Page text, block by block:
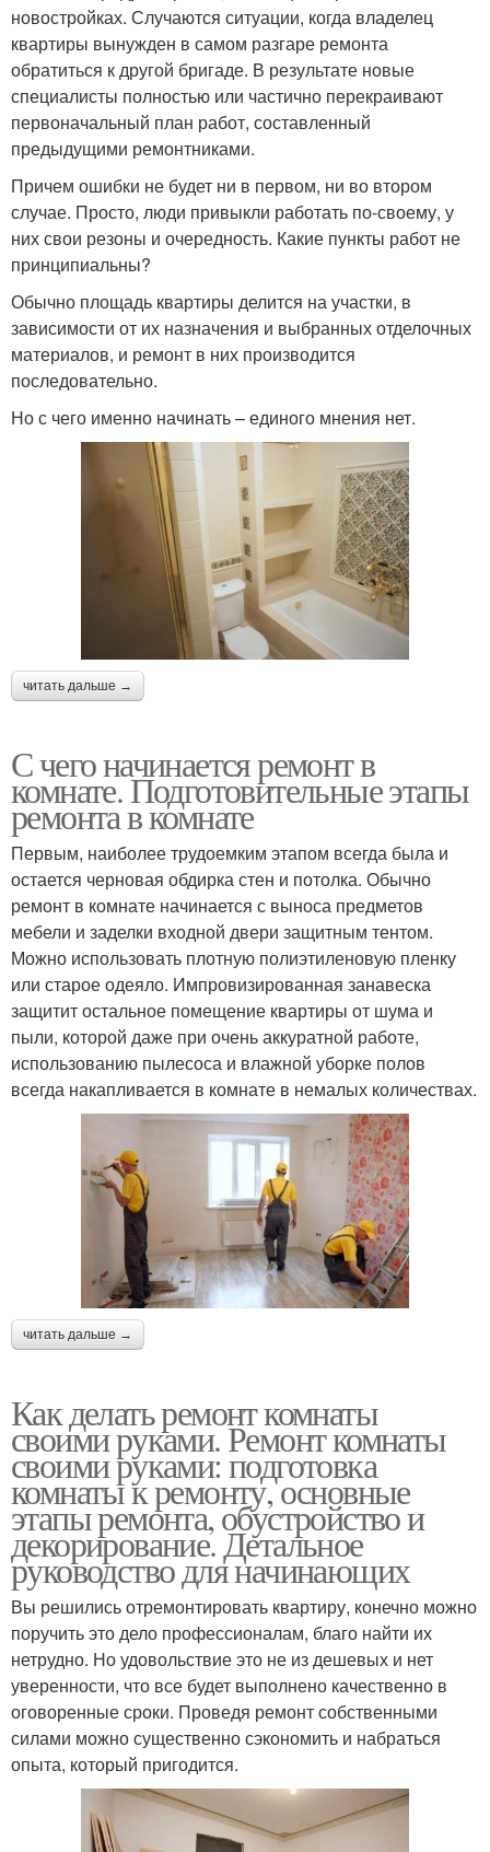
новостройках. Случаются ситуации, когда владелец
квартиры вынужден в самом разгаре ремонта
обратиться к другой бригаде. В результате новые
специалисты полностью или частично перекраивают
первоначальный план работ, составленный
предыдущими ремонтниками.
Причем ошибки не будет ни в первом, ни во втором
случае. Просто, люди привыкли работать по-своему, у
них свои резоны и очередность. Какие пункты работ не
принципиальны?
Обычно площадь квартиры делится на участки, в
зависимости от их назначения и выбранных отделочных
материалов, и ремонт в них производится
последовательно.
Но с чего именно начинать – единого мнения нет.
читать дальше →
С чего начинается ремонт в
комнате. Подготовительные этапы
ремонта в комнате
Первым, наиболее трудоемким этапом всегда была и
остается черновая обдирка стен и потолка. Обычно
ремонт в комнате начинается с выноса предметов
мебели и заделки входной двери защитным тентом.
Можно использовать плотную полиэтиленовую пленку
или старое одеяло. Импровизированная занавеска
защитит остальное помещение квартиры от шума и
пыли, которой даже при очень аккуратной работе,
использованию пылесоса и влажной уборке полов
всегда накапливается в комнате в немалых количествах.
читать дальше →
Как делать ремонт комнаты
своими руками. Ремонт комнаты
своими руками: подготовка
комнаты к ремонту, основные
этапы ремонта, обустройство и
декорирование. Детальное
руководство для начинающих
Вы решились отремонтировать квартиру, конечно можно
поручить это дело профессионалам, благо найти их
нетрудно. Но удовольствие это не из дешевых и нет
уверенности, что все будет выполнено качественно в
оговоренные сроки. Проведя ремонт собственными
силами можно существенно сэкономить и набраться
опыта, который пригодится.